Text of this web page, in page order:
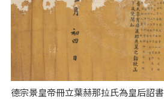
德宗景皇帝冊立葉赫那拉氏為皇后詔書